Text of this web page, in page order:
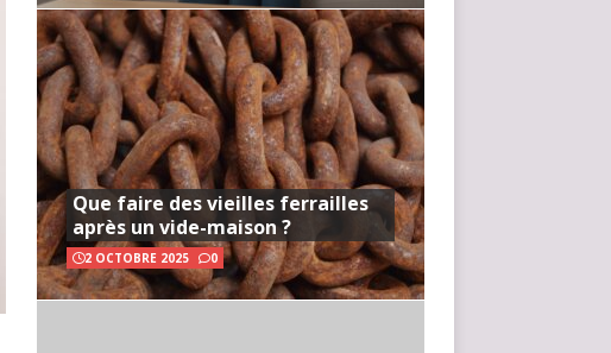
Que faire des vieilles ferrailles
après un vide-maison ?
2 OCTOBRE 2025 0